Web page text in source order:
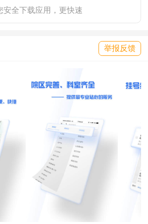
全下载应用，更快速
举报反馈